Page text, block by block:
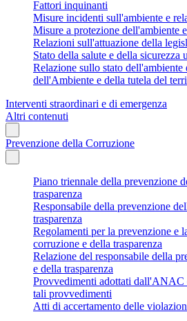
Fattori inquinanti
Misure incidenti sull'ambiente e
Misure a protezione dell'ambiente
Relazioni sull'attuazione della
Stato della salute e della sicurezza
Relazione sullo stato
dell'Ambiente e della tutela del
Interventi straordinari e di emergenza
Altri contenuti
Prevenzione della Corruzione
Piano triennale della prevenzione
trasparenza
Responsabile della prevenzione
trasparenza
Regolamenti per la prevenzione e
corruzione e della trasparenza
Relazione del responsabile della
e della trasparenza
Provvedimenti adottati dall'ANAC
tali provvedimenti
Atti di accertamento delle